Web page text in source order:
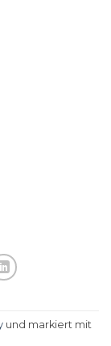
und markiert mit